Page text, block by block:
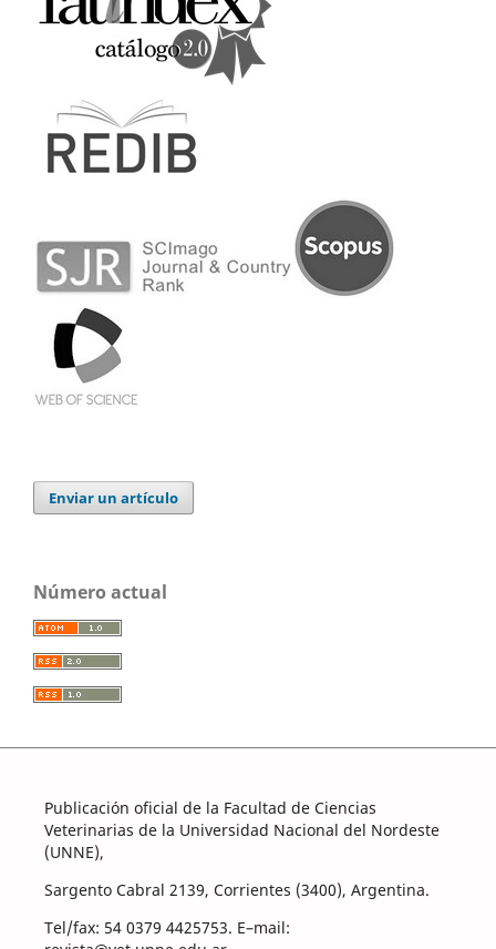
Enviar un artículo
Número actual
Publicación oficial de la Facultad de Ciencias
Veterinarias de la Universidad Nacional del Nordeste
(UNNE),
Sargento Cabral 2139, Corrientes (3400), Argentina.
Tel/fax: 54 0379 4425753. E–mail: